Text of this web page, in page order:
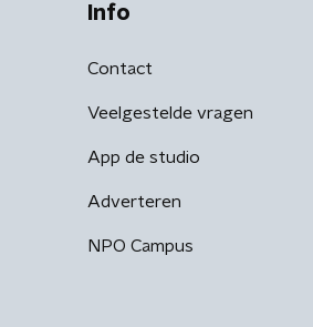
Info
Contact
Veelgestelde vragen
App de studio
Adverteren
NPO Campus